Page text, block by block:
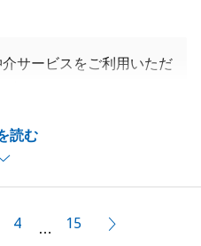
読む
サービスをご利用いただ
んだのもひとえにY様が
て全面的にご協力をくだ
立てることがございまし
4 … 15